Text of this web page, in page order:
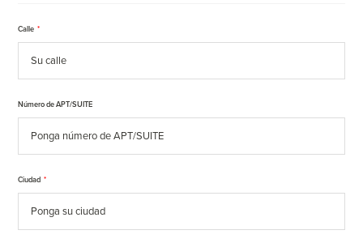
Calle *
Número de APT/SUITE
Ciudad *